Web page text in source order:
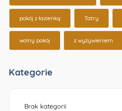
pokój z łazienką Tatry
wolny pokój z wyżywieniem
Kategorie
Brak kategorii